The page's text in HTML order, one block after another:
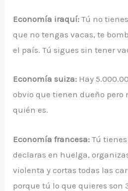
Economía iraquí: Tú no
que no tengas vacas, te
el país. Tú sigues sin tener
Economía suiza: Hay
obvio que tienen dueño pero
quién es.
Economía francesa: Tú
declaras en huelga,
violenta y cortas todas las
porque tú lo que quieres son